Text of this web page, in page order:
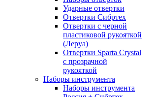
Ударные отвертки
Отвертки Сибртех
Отвертки с черной
пластиковой рукояткой
(Леруа)
Отвертки Sparta Сrystal
c прозрачной
рукояткой
Наборы инструмента
Наборы инструмента